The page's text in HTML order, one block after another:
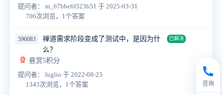
提问者： m_67bbe6f323b51 于 2025-03-31
706次浏览，1个答案
596083
禅道需求阶段变成了测试中，是因为什
么？
已解决
悬赏5积分
提问者： luglio 于 2022-08-23
1343次浏览，1个答案
咨询